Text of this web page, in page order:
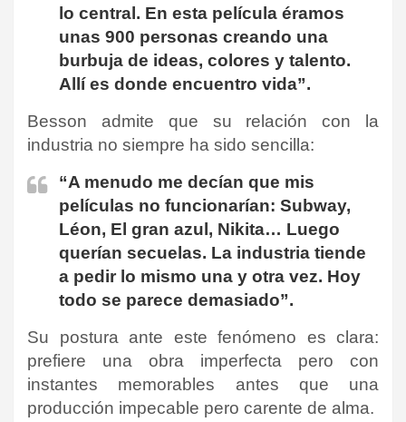
lo central. En esta película éramos
unas 900 personas creando una
burbuja de ideas, colores y talento.
Allí es donde encuentro vida”.
Besson admite que su relación con la
industria no siempre ha sido sencilla:
“A menudo me decían que mis
películas no funcionarían: Subway,
Léon, El gran azul, Nikita… Luego
querían secuelas. La industria tiende
a pedir lo mismo una y otra vez. Hoy
todo se parece demasiado”.
Su postura ante este fenómeno es clara:
prefiere una obra imperfecta pero con
instantes memorables antes que una
producción impecable pero carente de alma.